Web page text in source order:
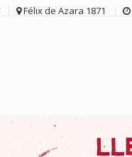
Félix de Azara 1871